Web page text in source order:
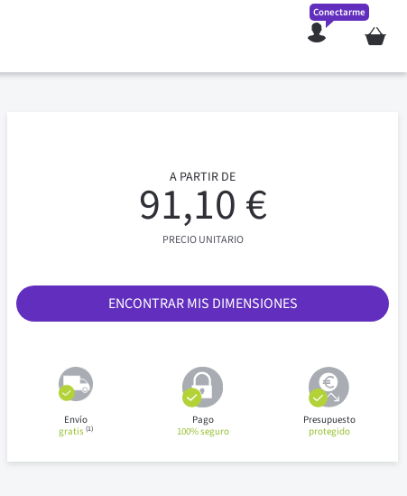
Mi cesta
Conectarme
A PARTIR DE
91,10 €
PRECIO UNITARIO
ENCONTRAR MIS DIMENSIONES
Envío
gratis(1)
Pago
100% seguro
Presupuesto
protegido